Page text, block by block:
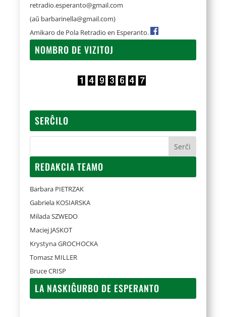
retradio.esperanto@gmail.com
(aŭ barbarinella@gmail.com)
Amikaro de Pola Retradio en Esperanto.
NOMBRO DE VIZITOJ
SERĈILO
REDAKCIA TEAMO
Barbara PIETRZAK
Gabriela KOSIARSKA
Milada SZWEDO
Maciej JASKOT
Krystyna GROCHOCKA
Tomasz MILLER
Bruce CRISP
LA NASKIĜURBO DE ESPERANTO